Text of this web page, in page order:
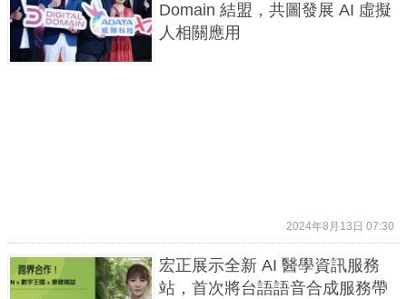
Domain 結盟，共圖發展 AI 虛擬
人相關應用
2024年8月13日 07:30
宏正展示全新 AI 醫學資訊服務
站，首次將台語語音合成服務帶